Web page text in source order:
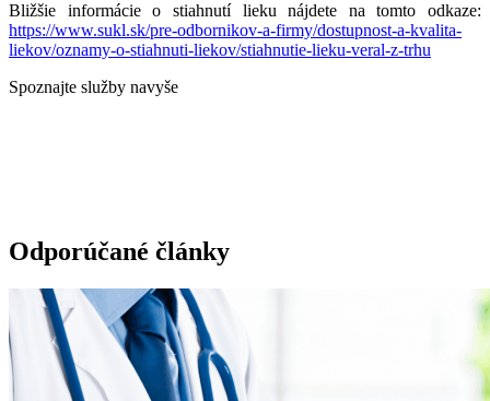
Bližšie informácie o stiahnutí lieku nájdete na tomto odkaze:
https://www.sukl.sk/pre-odbornikov-a-firmy/dostupnost-a-kvalita-
liekov/oznamy-o-stiahnuti-liekov/stiahnutie-lieku-veral-z-trhu
Spoznajte služby navyše
Odporúčané články